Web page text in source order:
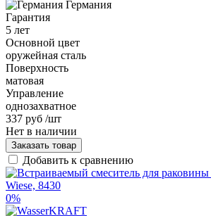
Германия
Гарантия
5 лет
Основной цвет
оружейная сталь
Поверхность
матовая
Управление
однозахватное
337 руб /шт
Нет в наличии
Заказать товар
Добавить к сравнению
0%